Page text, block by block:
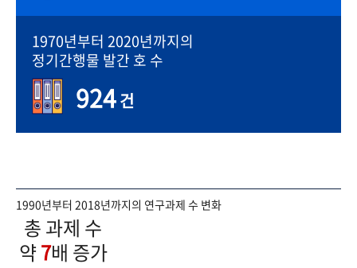
1970년부터 2020년까지의
정기간행물 발간 호 수
924건
1990년부터 2018년까지의 연구과제 수 변화
총 과제 수
약7배 증가